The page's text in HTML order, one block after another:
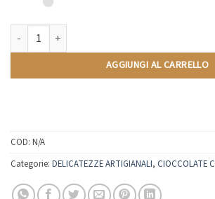
Cioccolate Calde Artigianali quantitàAGGIUNGI AL CARRELLO
COD: N/A
Categorie: DELICATEZZE ARTIGIANALI, CIOCCOLATE